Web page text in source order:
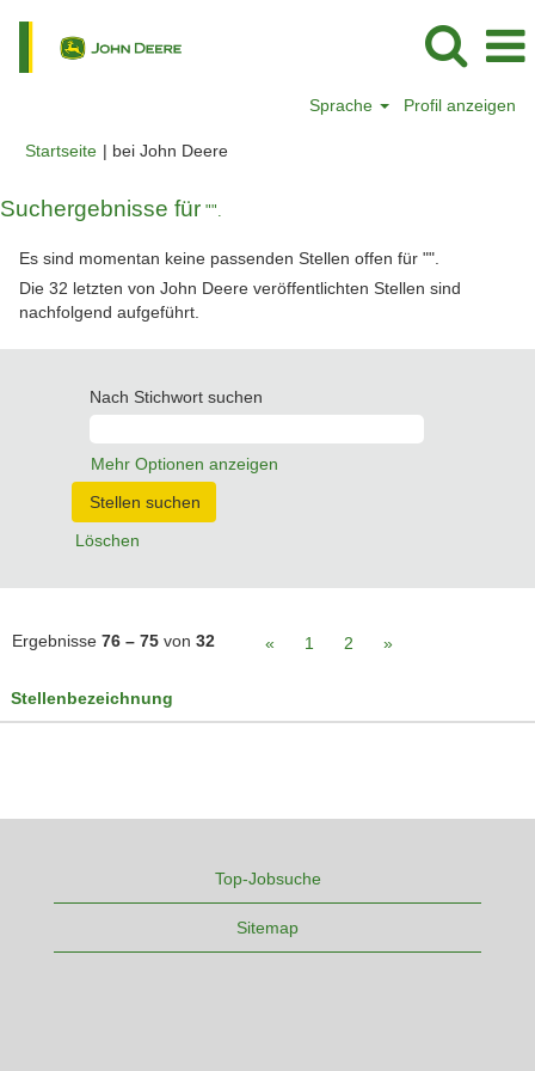
Sprache Profil anzeigen
Startseite | bei John Deere(aktuelle
Suchergebnisse für "".
Es sind momentan keine passenden Stellen offen für "".
Die 32 letzten von John Deere veröffentlichten Stellen sind
nachfolgend aufgeführt.
Nach Stichwort suchen
Mehr Optionen anzeigen
Löschen
Ergebnisse 76 – 75 von 32 « 1 2 »
Stellenbezeichnung
Top-Jobsuche
Sitemap